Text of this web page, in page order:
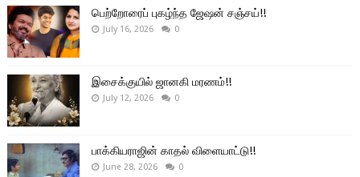
பெற்றோரைப் புகழ்ந்த ஜேஷன் சஞ்சய்!!
July 16, 2026 0
இசைக்குயில் ஜானகி மரணம்!!
July 12, 2026 0
பாக்கியராஜின் காதல் விளையாட்டு!!
June 28, 2026 0